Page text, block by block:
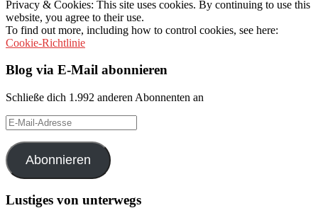
Privacy & Cookies: This site uses cookies. By continuing to use this
website, you agree to their use.
To find out more, including how to control cookies, see here:
Cookie-Richtlinie
Blog via E-Mail abonnieren
Schließe dich 1.992 anderen Abonnenten an
E-
Mail-
Adresse
Abonnieren
Lustiges von unterwegs